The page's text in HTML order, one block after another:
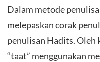
Dalam metode
melepaskan corak
penulisan Hadits. Oleh
“taat” menggunakan